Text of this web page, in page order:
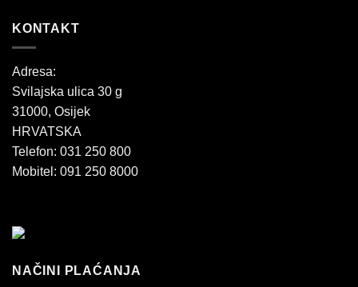
KONTAKT
Adresa:
Svilajska ulica 30 g
31000, Osijek
HRVATSKA
Telefon: 031 250 800
Mobitel: 091 250 8000
NAČINI PLAĆANJA